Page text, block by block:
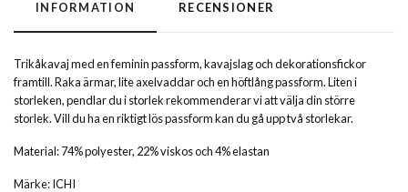
INFORMATION RECENSIONER
Trikåkavaj med en feminin passform, kavajslag och dekorationsfickor
framtill. Raka ärmar, lite axelvaddar och en höftlång passform. Liten i
storleken, pendlar du i storlek rekommenderar vi att välja din större
storlek. Vill du ha en riktigt lös passform kan du gå upp två storlekar.
Material: 74% polyester, 22% viskos och 4% elastan
Märke: ICHI